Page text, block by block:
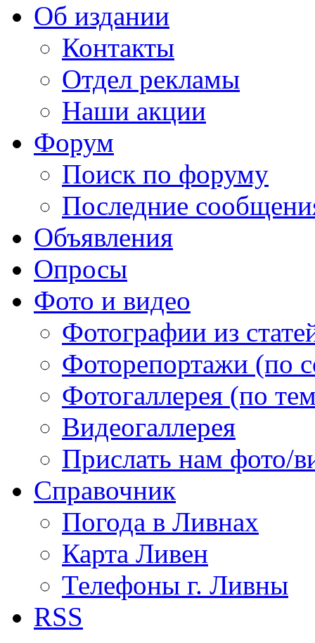
Об издании
Контакты
Отдел рекламы
Наши акции
Форум
Поиск по форуму
Последние
Объявления
Опросы
Фото и видео
Фотографии из
Фоторепортажи (по
Фотогаллерея (по
Видеогаллерея
Прислать нам фото/
Справочник
Погода в Ливнах
Карта Ливен
Телефоны г. Ливны
RSS